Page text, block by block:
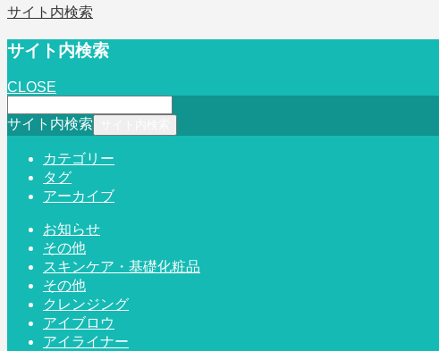
サイト内検索
サイト内検索
CLOSE
サイト内検索
カテゴリー
タグ
アーカイブ
お知らせ
その他
スキンケア・基礎化粧品
その他
クレンジング
アイブロウ
アイライナー